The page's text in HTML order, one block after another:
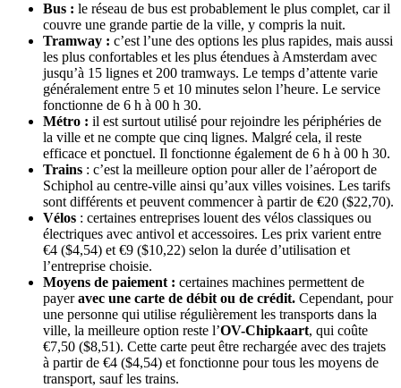
Bus : le réseau de bus est probablement le plus complet, car il
couvre une grande partie de la ville, y compris la nuit.
Tramway : c’est l’une des options les plus rapides, mais aussi
les plus confortables et les plus étendues à Amsterdam avec
jusqu’à 15 lignes et 200 tramways. Le temps d’attente varie
généralement entre 5 et 10 minutes selon l’heure. Le service
fonctionne de 6 h à 00 h 30.
Métro : il est surtout utilisé pour rejoindre les périphéries de
la ville et ne compte que cinq lignes. Malgré cela, il reste
efficace et ponctuel. Il fonctionne également de 6 h à 00 h 30.
Trains : c’est la meilleure option pour aller de l’aéroport de
Schiphol au centre-ville ainsi qu’aux villes voisines. Les tarifs
sont différents et peuvent commencer à partir de €20 ($22,70).
Vélos : certaines entreprises louent des vélos classiques ou
électriques avec antivol et accessoires. Les prix varient entre
€4 ($4,54) et €9 ($10,22) selon la durée d’utilisation et
l’entreprise choisie.
Moyens de paiement : certaines machines permettent de
payeravec une carte de débit ou de crédit. Cependant, pour
une personne qui utilise régulièrement les transports dans la
ville, la meilleure option reste l’OV-Chipkaart, qui coûte
€7,50 ($8,51). Cette carte peut être rechargée avec des trajets
à partir de €4 ($4,54) et fonctionne pour tous les moyens de
transport, sauf les trains.